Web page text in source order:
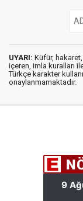
UYARI: Küfür,
içeren, imla kuralları
Türkçe karakter
onaylanmamaktadır.